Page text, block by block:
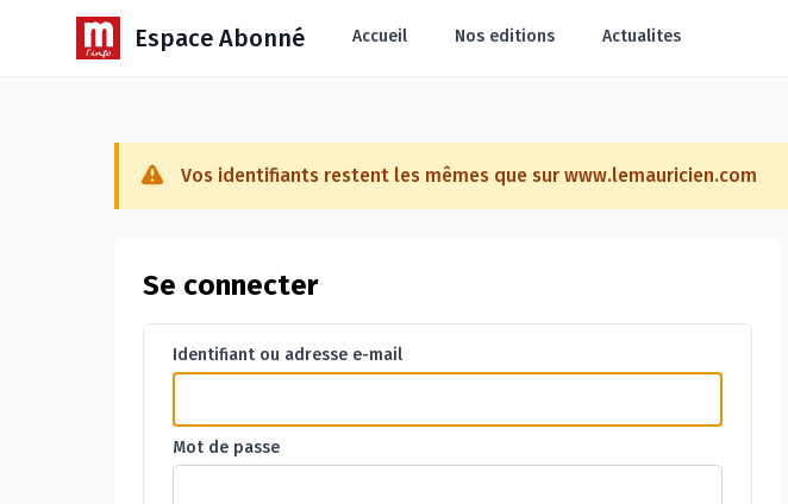
Espace Abonné Accueil Nos editions Actualites
Vos identifiants restent les mêmes que sur www.lemauricien.com
Se connecter
Identifiant ou adresse e-mail
Mot de passe